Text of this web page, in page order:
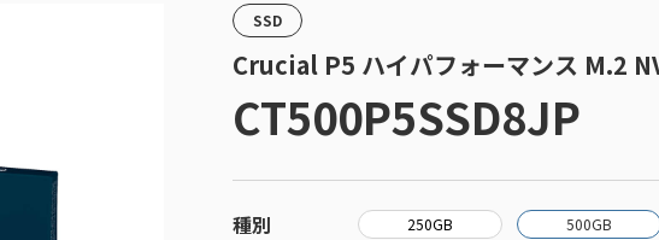
SSD
Crucial P5 ハイパフォーマンス M.2
CT500P5SSD8JP
種別 250GB 500GB